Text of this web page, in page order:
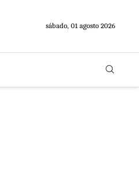
sábado, 01 agosto 2026